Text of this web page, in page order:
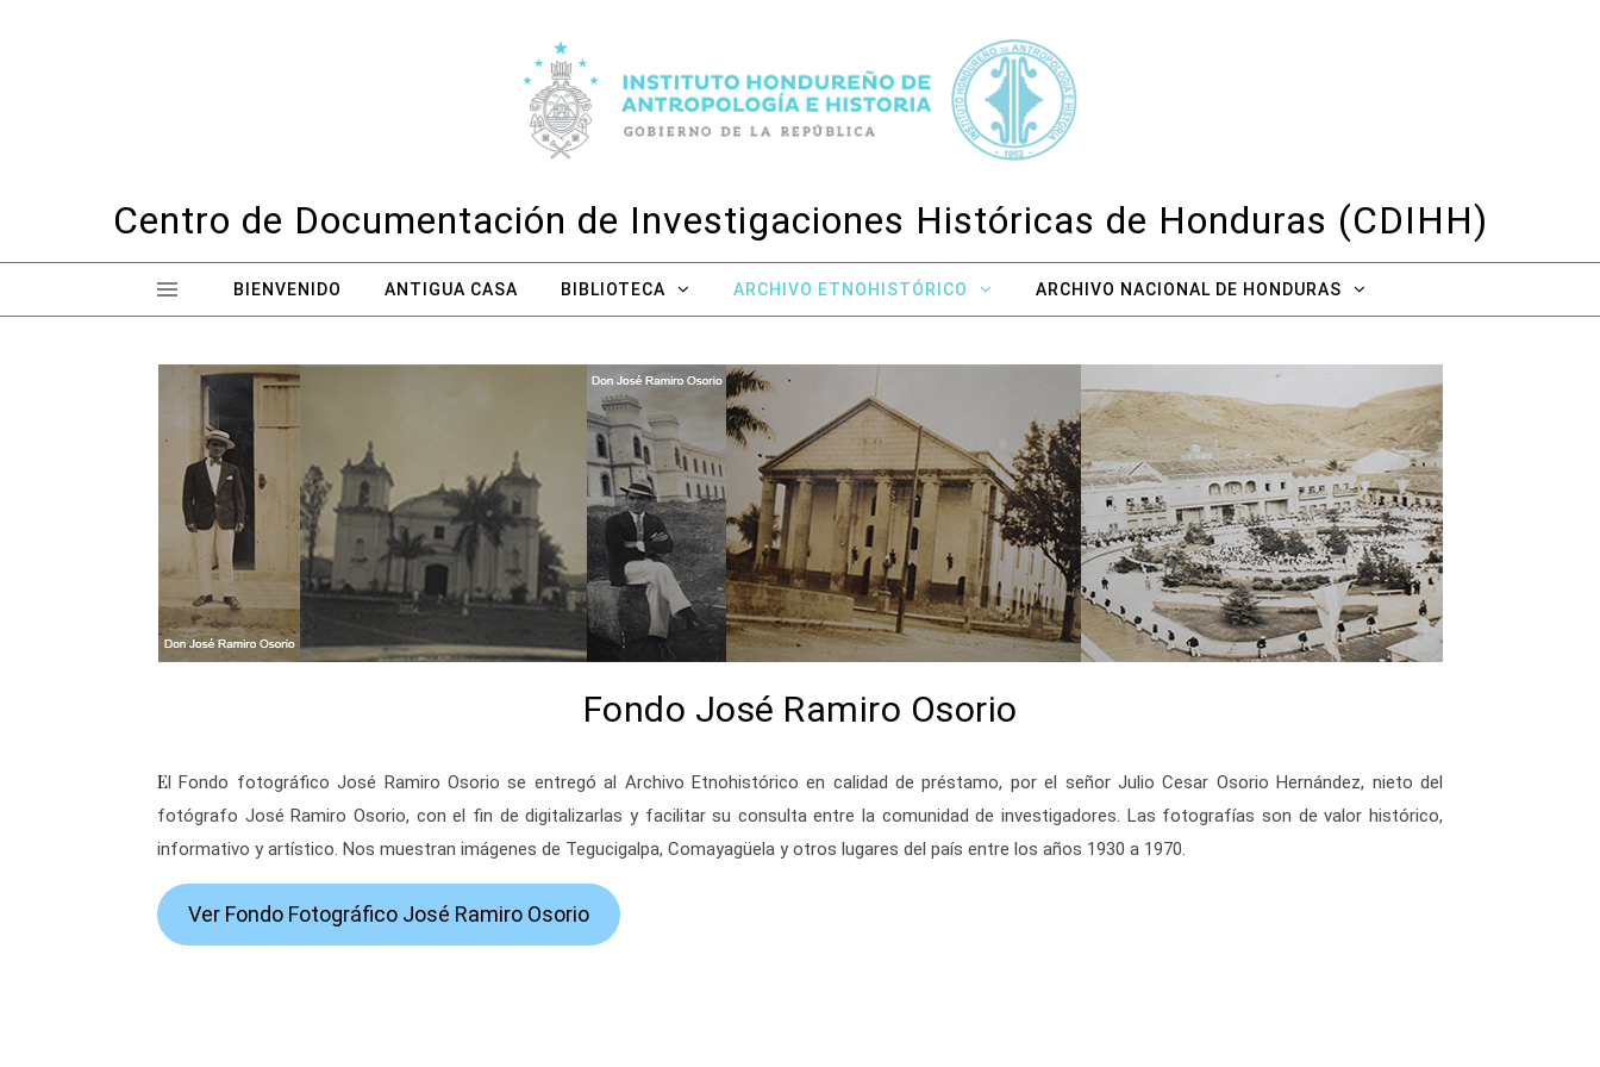
Centro de Documentación de Investigaciones Históricas de Honduras (CDIHH)
BIENVENIDO ANTIGUA CASA BIBLIOTECA ARCHIVO ETNOHISTÓRICO ARCHIVO NACIONAL DE HONDURAS
Fondo José Ramiro Osorio
El Fondo fotográfico José Ramiro Osorio se entregó al Archivo Etnohistórico en calidad de préstamo, por el señor Julio Cesar Osorio Hernández, nieto del
fotógrafo José Ramiro Osorio, con el fin de digitalizarlas y facilitar su consulta entre la comunidad de investigadores. Las fotografías son de valor histórico,
informativo y artístico. Nos muestran imágenes de Tegucigalpa, Comayagüela y otros lugares del país entre los años 1930 a 1970.
Ver Fondo Fotográfico José Ramiro Osorio